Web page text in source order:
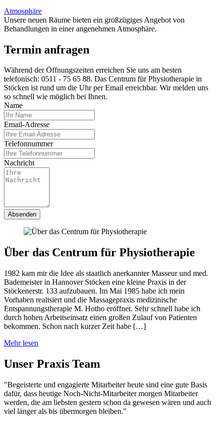
Atmosphäre
Unsere neuen Räume bieten ein großzügiges Angebot von
Behandlungen in einer angenehmen Atmosphäre.
Termin anfragen
Während der Öffnungszeiten erreichen Sie uns am besten
telefonisch: 0511 - 75 65 88. Das Centrum für Physiotherapie in
Stöcken ist rund um die Uhr per Email erreichbar. Wir melden uns
so schnell wie möglich bei Ihnen.
Name
Email-Adresse
Telefonnummer
Nachricht
Über das Centrum für Physiotherapie
1982 kam mir die Idee als staatlich anerkannter Masseur und med.
Bademeister in Hannover Stöcken eine kleine Praxis in der
Stöckenerstr. 133 aufzubauen. Im Mai 1985 habe ich mein
Vorhaben realisiert und die Massagepraxis medizinische
Entspannungstherapie M. Hotho eröffnet. Sehr schnell habe ich
durch hohen Arbeitseinsatz einen großen Zulauf von Patienten
bekommen. Schon nach kurzer Zeit habe […]
Mehr lesen
Unser Praxis Team
"Begeisterte und engagierte Mitarbeiter heute sind eine gute Basis
dafür, dass heutige Noch-Nicht-Mitarbeiter morgen Mitarbeiter
werden, die am liebsten gestern schon da gewesen wären und auch
viel länger als bis übermorgen bleiben."